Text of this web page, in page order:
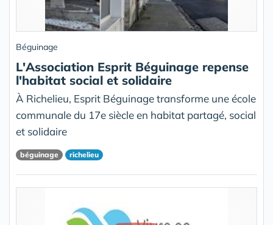
Béguinage
L'Association Esprit Béguinage repense
l'habitat social et solidaire
À Richelieu, Esprit Béguinage transforme une école
communale du 17e siècle en habitat partagé, social
et solidaire
béguinage richelieu